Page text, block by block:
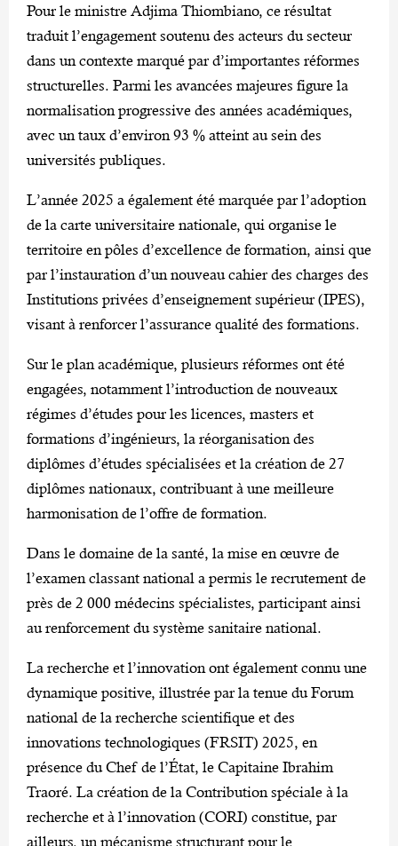
‎Pour le ministre Adjima Thiombiano, ce résultat
traduit l’engagement soutenu des acteurs du secteur
dans un contexte marqué par d’importantes réformes
structurelles. Parmi les avancées majeures figure la
normalisation progressive des années académiques,
avec un taux d’environ 93 % atteint au sein des
universités publiques.
L’année 2025 a également été marquée par l’adoption
de la carte universitaire nationale, qui organise le
territoire en pôles d’excellence de formation, ainsi que
par l’instauration d’un nouveau cahier des charges des
Institutions privées d’enseignement supérieur (IPES),
visant à renforcer l’assurance qualité des formations.
‎Sur le plan académique, plusieurs réformes ont été
engagées, notamment l’introduction de nouveaux
régimes d’études pour les licences, masters et
formations d’ingénieurs, la réorganisation des
diplômes d’études spécialisées et la création de 27
diplômes nationaux, contribuant à une meilleure
harmonisation de l’offre de formation.
‎Dans le domaine de la santé, la mise en œuvre de
l’examen classant national a permis le recrutement de
près de 2 000 médecins spécialistes, participant ainsi
au renforcement du système sanitaire national.
‎La recherche et l’innovation ont également connu une
dynamique positive, illustrée par la tenue du Forum
national de la recherche scientifique et des
innovations technologiques (FRSIT) 2025, en
présence du Chef de l’État, le Capitaine Ibrahim
Traoré. La création de la Contribution spéciale à la
recherche et à l’innovation (CORI) constitue, par
ailleurs, un mécanisme structurant pour le